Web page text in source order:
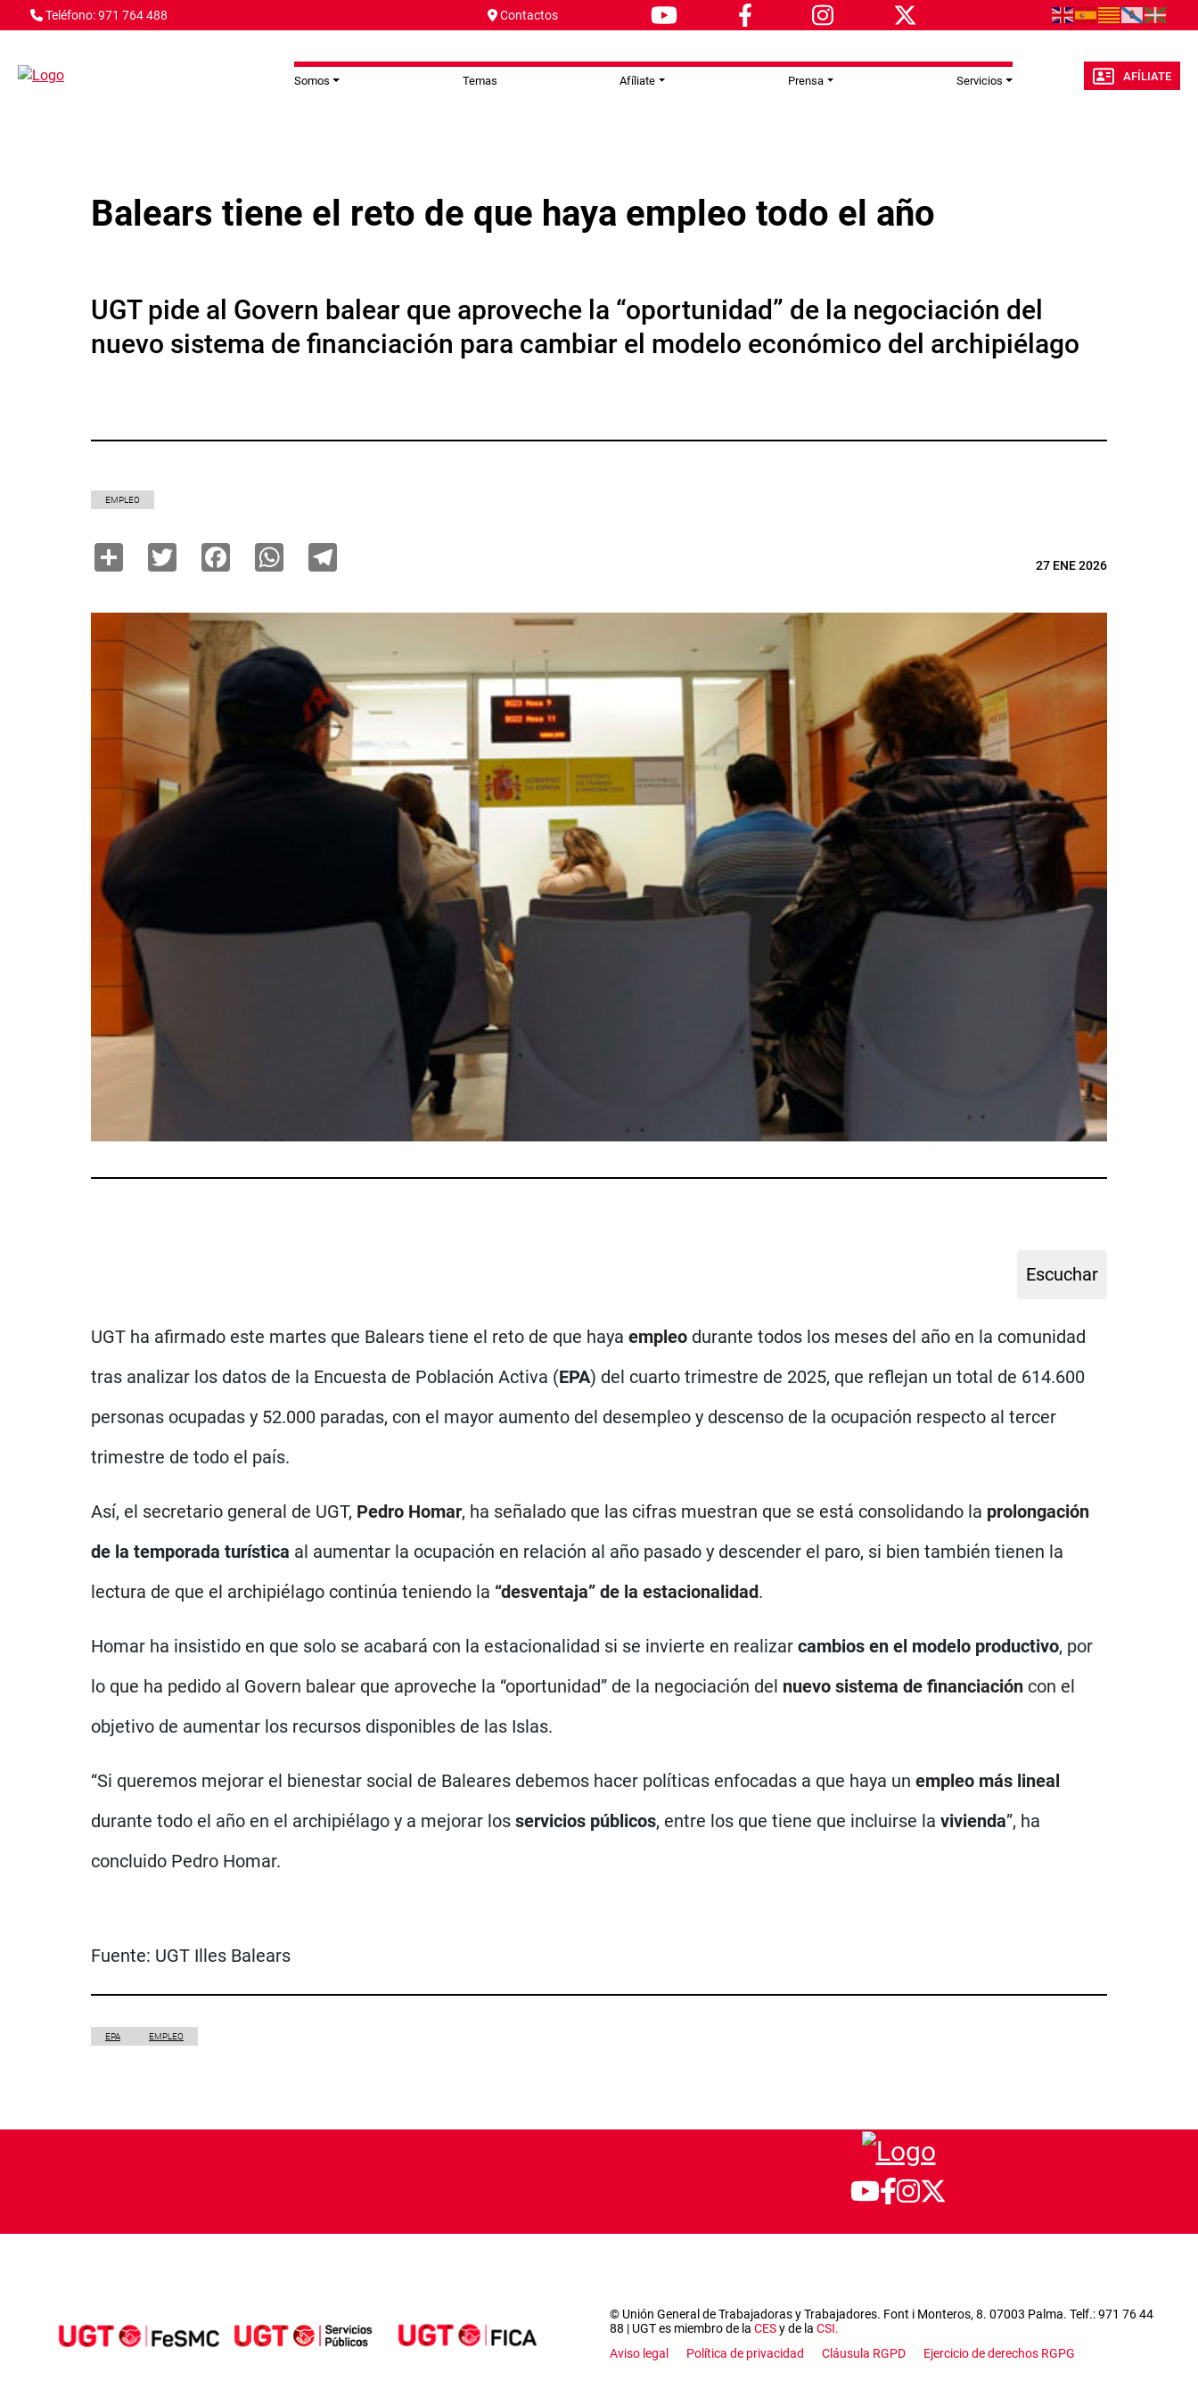
Pasar al contenido principal
Teléfono: 971 764 488 Contactos
Somos Temas Afíliate Prensa Servicios AFÍLIATE
Balears tiene el reto de que haya empleo todo el año
UGT pide al Govern balear que aproveche la “oportunidad” de la negociación del
nuevo sistema de financiación para cambiar el modelo económico del archipiélago
EMPLEO
Share TwitterFacebookWhatsApp 27 ENE 2026
UGT ha afirmado este martes que Balears tiene el reto de que haya empleo durante todos los meses del año en la comunidad
tras analizar los datos de la Encuesta de Población Activa (EPA) del cuarto trimestre de 2025, que reflejan un total de 614.600
personas ocupadas y 52.000 paradas, con el mayor aumento del desempleo y descenso de la ocupación respecto al tercer
trimestre de todo el país.
Así, el secretario general de UGT, Pedro Homar, ha señalado que las cifras muestran que se está consolidando la prolongación
de la temporada turística al aumentar la ocupación en relación al año pasado y descender el paro, si bien también tienen la
lectura de que el archipiélago continúa teniendo la “desventaja” de la estacionalidad.
Homar ha insistido en que solo se acabará con la estacionalidad si se invierte en realizar cambios en el modelo productivo, por
lo que ha pedido al Govern balear que aproveche la “oportunidad” de la negociación del nuevo sistema de financiación con el
objetivo de aumentar los recursos disponibles de las Islas.
“Si queremos mejorar el bienestar social de Baleares debemos hacer políticas enfocadas a que haya un empleo más lineal
durante todo el año en el archipiélago y a mejorar los servicios públicos, entre los que tiene que incluirse la vivienda”, ha
concluido Pedro Homar.
Fuente: UGT Illes Balears
EPA EMPLEO
© Unión General de Trabajadoras y Trabajadores. Font i Monteros, 8. 07003 Palma. Telf.: 971 76 44
88 | UGT es miembro de la CESy de la CSI.
Footer menu
Aviso legal Política de privacidad Cláusula RGPD Ejercicio de derechos RGPG